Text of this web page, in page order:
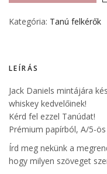
Kategória: Tanú felkérők
LEÍRÁS
Jack Daniels mintájára
whiskey kedvelőinek!
Kérd fel ezzel Tanúdat!
Prémium papírból, A/5-
Írd meg nekünk a
hogy milyen szöveget